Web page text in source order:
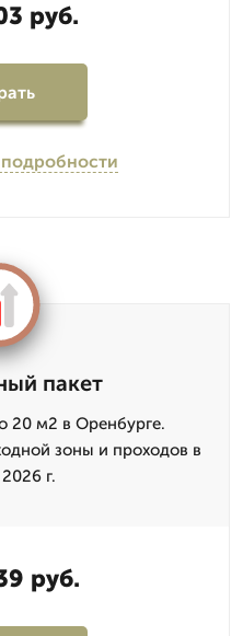
руб.
подробности
пакет
20 м2 в Оренбурге.
зоны и проходов в
г.
руб.